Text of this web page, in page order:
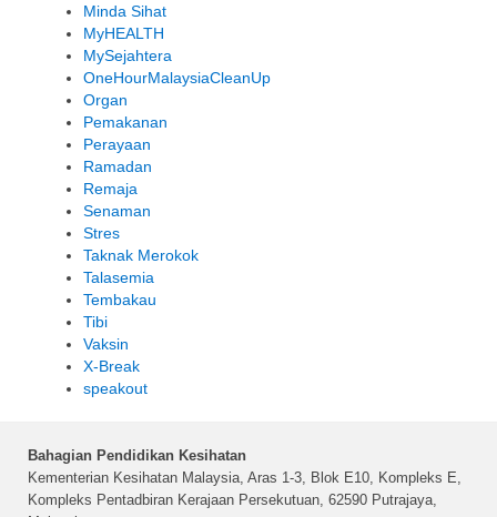
Minda Sihat
MyHEALTH
MySejahtera
OneHourMalaysiaCleanUp
Organ
Pemakanan
Perayaan
Ramadan
Remaja
Senaman
Stres
Taknak Merokok
Talasemia
Tembakau
Tibi
Vaksin
X-Break
speakout
Bahagian Pendidikan Kesihatan
Kementerian Kesihatan Malaysia, Aras 1-3, Blok E10, Kompleks E,
Kompleks Pentadbiran Kerajaan Persekutuan, 62590 Putrajaya,